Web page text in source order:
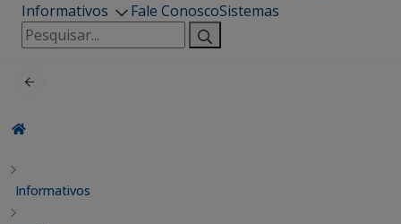
Informativos
Fale ConoscoSistemas
Pesquisar
por:
Informativos